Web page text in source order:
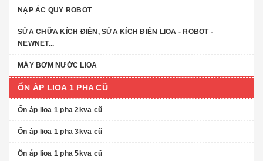
NẠP ẮC QUY ROBOT
SỬA CHỮA KÍCH ĐIỆN, SỬA KÍCH ĐIỆN LIOA - ROBOT -
NEWNET...
MÁY BƠM NƯỚC LIOA
ỔN ÁP LIOA 1 PHA CŨ
Ổn áp lioa 1 pha 2kva cũ
Ổn áp lioa 1 pha 3kva cũ
Ổn áp lioa 1 pha 5kva cũ